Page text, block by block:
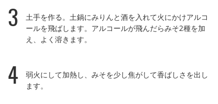
3
土手を作る。土鍋にみりんと酒を入れて火にかけアルコ
ールを飛ばします。アルコールが飛んだらみそ2種を加
え、よく溶きます。
4
弱火にして加熱し、みそを少し焦がして香ばしさを出し
ます。